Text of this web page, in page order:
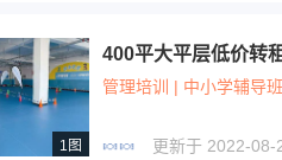
1图
400平大平层低价转
管理培训 | 中小学辅导
🍬🍬 更新于 2022-08-